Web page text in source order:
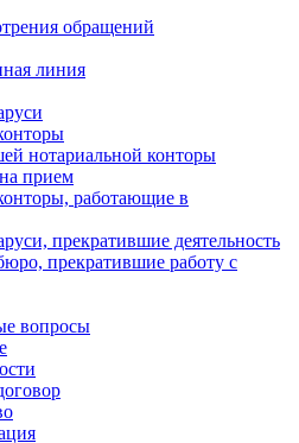
обращений
линия
нотариальной конторы
прием
работающие в
прекратившие деятельность
прекратившие работу с
вопросы